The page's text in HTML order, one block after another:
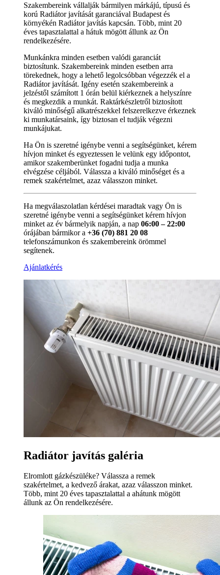
Szakembereink vállalják bármilyen márkájú, típusú és
korú Radiátor javítását garanciával Budapest és
környékén Radiátor javítás kapcsán. Több, mint 20
éves tapasztalattal a hátuk mögött állunk az Ön
rendelkezésére.
Munkánkra minden esetben valódi garanciát
biztosítunk. Szakembereink minden esetben arra
törekednek, hogy a lehető legolcsóbban végezzék el a
Radiátor javítását. Igény esetén szakembereink a
jelzéstől számított 1 órán belül kiérkeznek a helyszínre
és megkezdik a munkát. Raktárkészletről biztosított
kiváló minőségű alkatrészekkel felszerelkezve érkeznek
ki munkatársaink, így biztosan el tudják végezni
munkájukat.
Ha Ön is szeretné igénybe venni a segítségünket, kérem
hívjon minket és egyeztessen le velünk egy időpontot,
amikor szakemberünket fogadni tudja a munka
elvégzése céljából. Válassza a kiváló minőséget és a
remek szakértelmet, azaz válasszon minket.
Ha megválaszolatlan kérdései maradtak vagy Ön is
szeretné igénybe venni a segítségünket kérem hívjon
minket az év bármelyik napján, a nap 06:00 – 22:00
órájában bármikor a +36 (70) 881 20 08
telefonszámunkon és szakembereink örömmel
segítenek.
Ajánlatkérés
Radiátor javítás galéria
Elromlott gázkészüléke? Válassza a remek
szakértelmet, a kedvező árakat, azaz válasszon minket.
Több, mint 20 éves tapasztalattal a ahátunk mögött
állunk az Ön rendelkezésére.